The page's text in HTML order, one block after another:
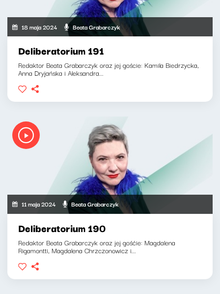
18 maja 2024 Beata Grabarczyk
Deliberatorium 191
Redaktor Beata Grabarczyk oraz jej goście: Kamila Biedrzycka,
Anna Dryjańska i Aleksandra...
11 maja 2024 Beata Grabarczyk
Deliberatorium 190
Redaktor Beata Grabarczyk oraz jej gośćie: Magdalena
Rigamontti, Magdalena Chrzczonowicz i...